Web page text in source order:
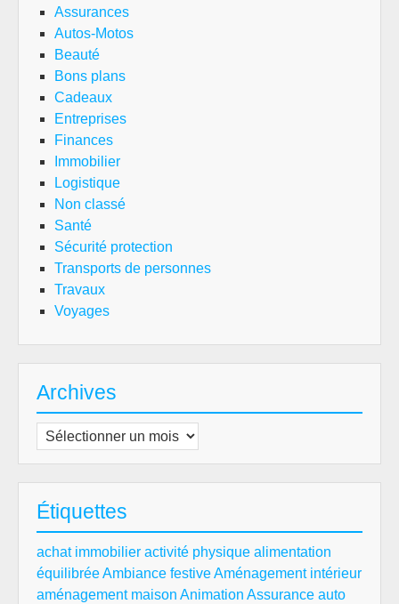
Assurances
Autos-Motos
Beauté
Bons plans
Cadeaux
Entreprises
Finances
Immobilier
Logistique
Non classé
Santé
Sécurité protection
Transports de personnes
Travaux
Voyages
Archives
Archives
Étiquettes
achat immobilier activité physique alimentation
équilibréeAmbiance festiveAménagement intérieur
aménagement maison Animation Assurance auto